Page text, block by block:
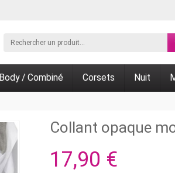
Body / Combiné Corsets Nuit
Collant opaque
17,90 €